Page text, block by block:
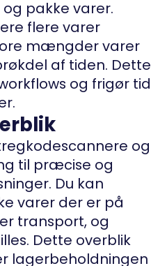
pakke varer.
flere varer
mængder varer
af tiden. Dette
og frigør tid
og
til præcise og
Du kan
varer der er på
transport, og
Dette overblik
lagerbeholdningen